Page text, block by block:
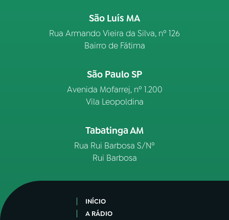
São Luís MA
Rua Armando Vieira da Silva, nº 126
Bairro de Fátima
São Paulo SP
Avenida Mofarrej, nº 1.200
Vila Leopoldina
Tabatinga AM
Rua Rui Barbosa S/Nº
Rui Barbosa
INÍCIO
A RÁDIO